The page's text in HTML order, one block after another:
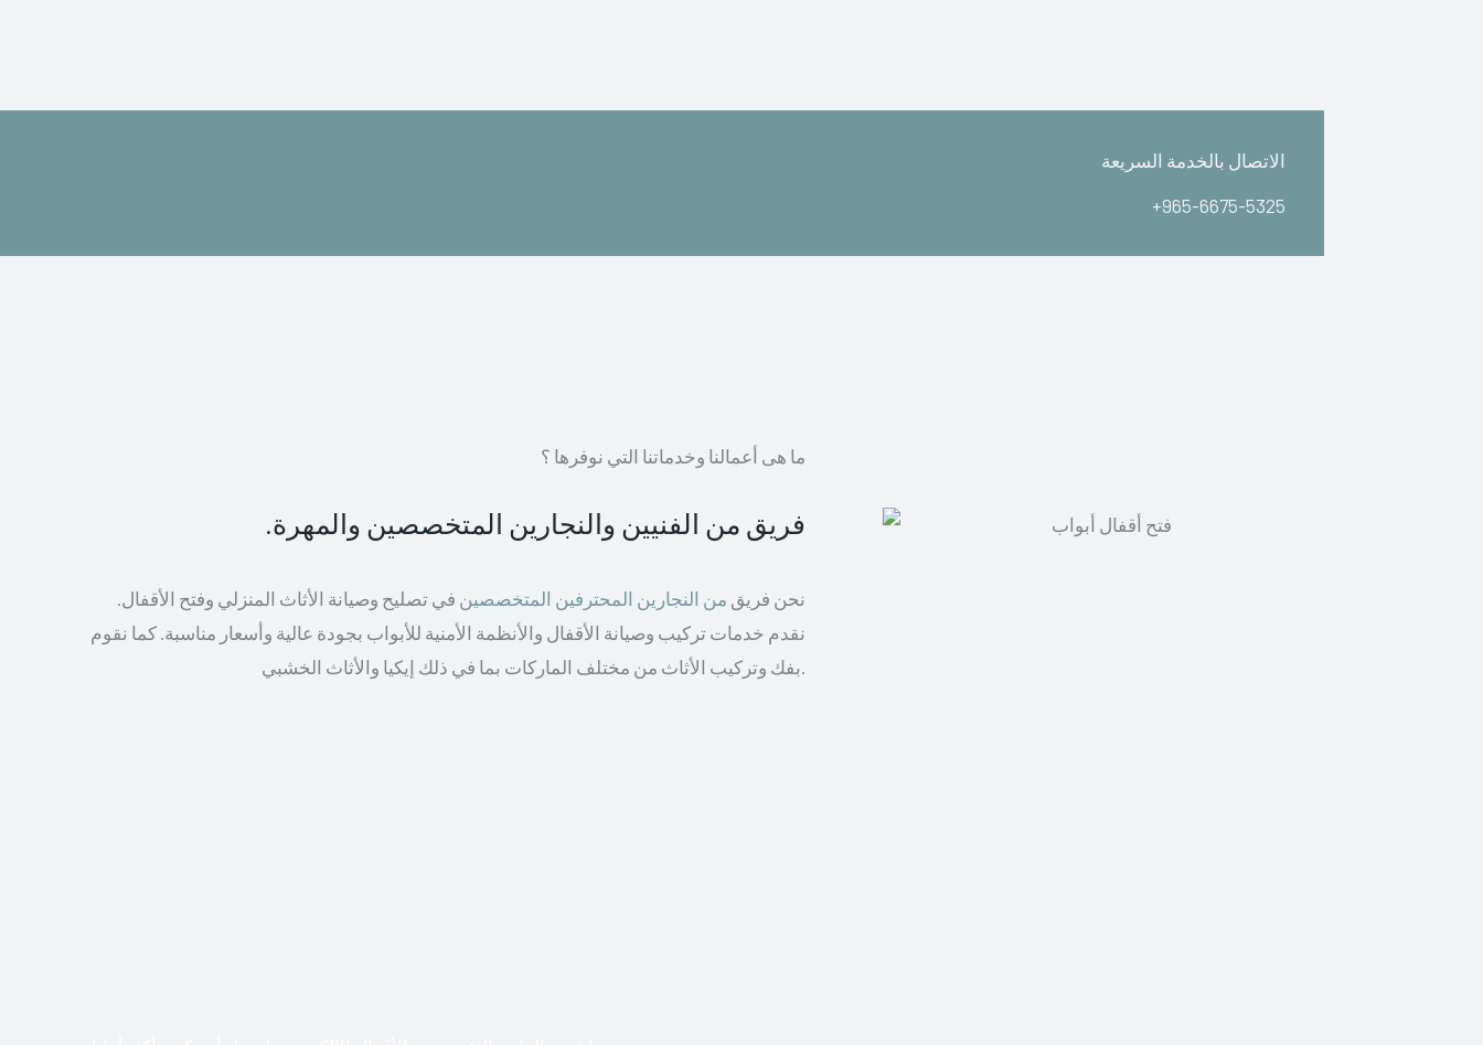
الاتصال بالخدمة السريعة
+965-6675-5325
ما هى أعمالنا وخدماتنا التي نوفرها ؟
فريق من الفنيين والنجارين المتخصصين والمهرة.
نحن فريق من النجارين المحترفين المتخصصين في تصليح وصيانة الأثاث المنزلي وفتح الأقفال.
نقدم خدمات تركيب وصيانة الأقفال والأنظمة الأمنية للأبواب بجودة عالية وأسعار مناسبة. كما نقوم